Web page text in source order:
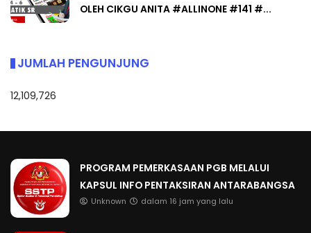
OLEH CIKGU ANITA #ALLINONE #141 #...
JUMLAH PENGUNJUNG
12,109,726
PROGRAM PEMERKASAAN PGB MELALUI
KAPSUL INFO PENTAKSIRAN ANTARABANGSA
Unknown dalam 16 jam yang lalu